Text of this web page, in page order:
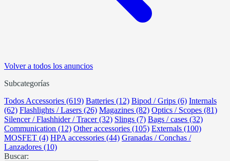
Volver a todos los anuncios
Subcategorías
Todos Accessories (619) Batteries (12) Bipod / Grips (6) Internals
(62) Flashlights / Lasers (26) Magazines (82) Optics / Scopes (81)
Silencer / Flashhider / Tracer (32) Slings (7) Bags / cases (32)
Communication (12) Other accessories (105) Externals (100)
MOSFET (4) HPA accessories (44) Granadas / Conchas /
Lanzadores (10)
Buscar: